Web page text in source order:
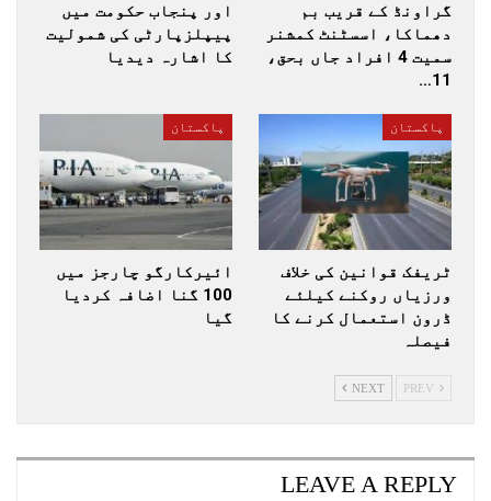
گراونڈ کے قریب بم
دھماکا، اسسٹنٹ کمشنر
سمیت 4 افراد جاں بحق،
11…
اور پنجاب حکومت میں
پیپلزپارٹی کی شمولیت
کا اشارہ دیدیا
پاکستان
ٹریفک قوانین کی خلاف
ورزیاں روکنے کیلئے
ڈرون استعمال کرنے کا
فیصلہ
پاکستان
ائیرکارگو چارجز میں
100 گنا اضافہ کردیا
گیا
NEXT
LEAVE A REPLY